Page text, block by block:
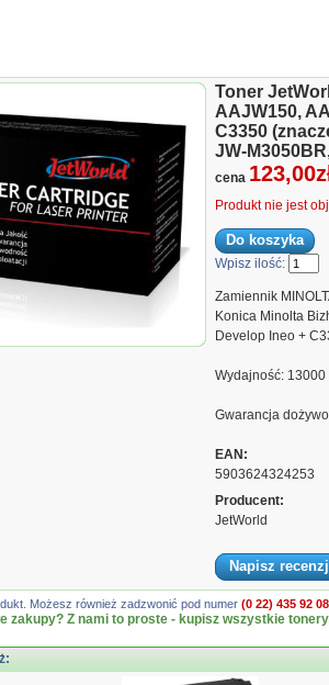
AAJW150, AAJW1D2
Toner
AAJW150,
C3350
JW-
cena
Produkt nie jest
Wpisz ilość:
Zamiennik
Konica Minolta
Develop Ineo +
Wydajność: 13000
Gwarancja
EAN:
5903624324253
Producent:
JetWorld
Napisz
Możesz również zadzwonić pod numer (0 22) 435 92 08
zakupy? Z nami to proste - kupisz wszystkie